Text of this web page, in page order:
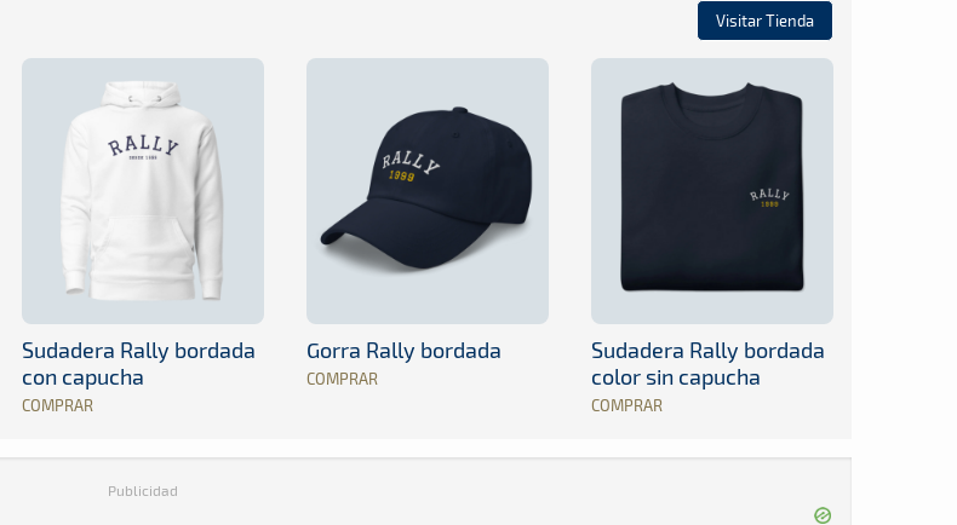
Visitar Tienda
Sudadera Rally bordada
con capucha
COMPRAR
Gorra Rally bordada
COMPRAR
Sudadera Rally bordada
color sin capucha
COMPRAR
Publicidad